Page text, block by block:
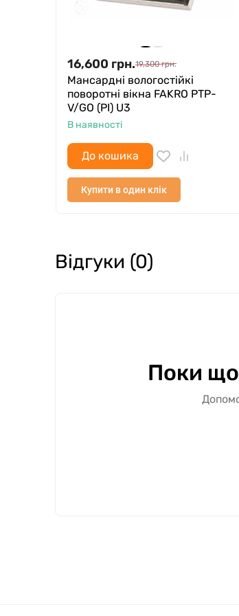
16,600 грн.19,300 грн.
Мансардні вологостійкі
поворотні вікна FAKRO PTP-
V/GO (PI) U3
В наявності
До кошика
Купити в один клік
Відгуки (0)
Поки